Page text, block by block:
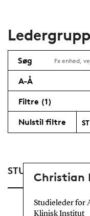
Filtre (1)
A-Å
Søg
Nulstil filtre
STUDIELEDERE
Christian
Studieleder for
Klinisk Institut